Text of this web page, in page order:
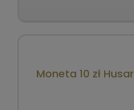
Moneta 10 zł